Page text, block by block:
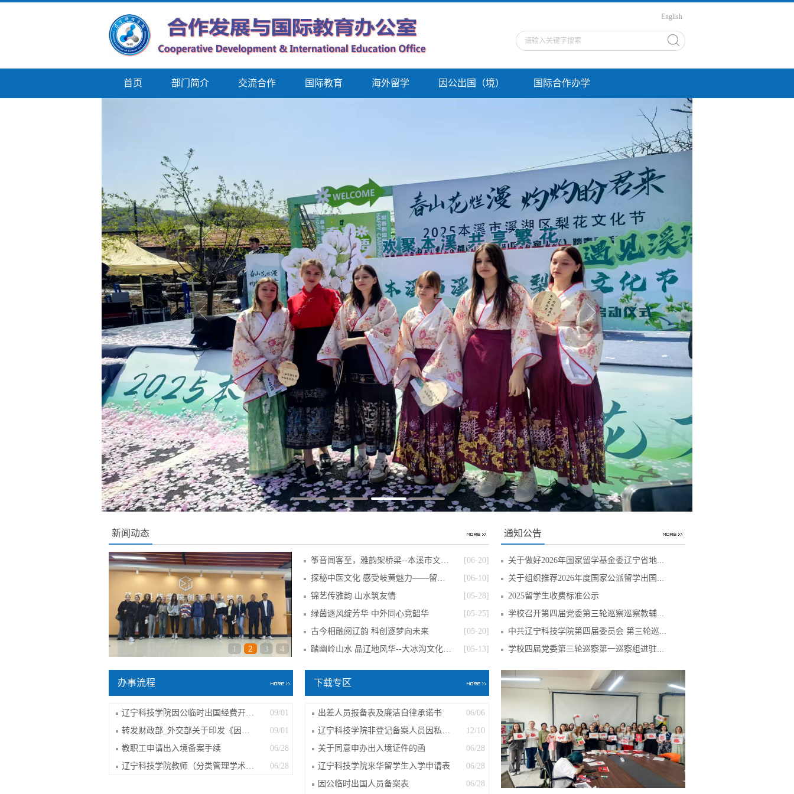
English
首页 部门简介 交流合作 国际教育 海外留学 因公出国（境） 国际合作办学
新闻动态
1 2 3 4
[06-20]
筝音闻客至，雅韵架桥梁--本溪市文化宫古筝
[06-10]
探秘中医文化 感受岐黄魅力——留学生中医
[05-28]
锦艺传雅韵 山水筑友情
[05-25]
绿茵逐风绽芳华 中外同心竞韶华
[05-20]
古今相融阅辽韵 科创逐梦向未来
[05-13]
踏幽岭山水 品辽地风华--大冰沟文化体验活
通知公告
关于做好2026年国家留学基金委辽宁省地...
关于组织推荐2026年度国家公派留学出国...
2025留学生收费标准公示
学校召开第四届党委第三轮巡察巡察教辅...
中共辽宁科技学院第四届委员会 第三轮巡...
学校四届党委第三轮巡察第一巡察组进驻...
办事流程
09/01
辽宁科技学院因公临时出国经费开支标准...
09/01
转发财政部_外交部关于印发《因公临时出...
06/28
教职工申请出入境备案手续
06/28
辽宁科技学院教师（分类管理学术类）因...
下载专区
06/06
出差人员报备表及廉洁自律承诺书
12/10
辽宁科技学院非登记备案人员因私出国（...
06/28
关于同意申办出入境证件的函
06/28
辽宁科技学院来华留学生入学申请表
06/28
因公临时出国人员备案表